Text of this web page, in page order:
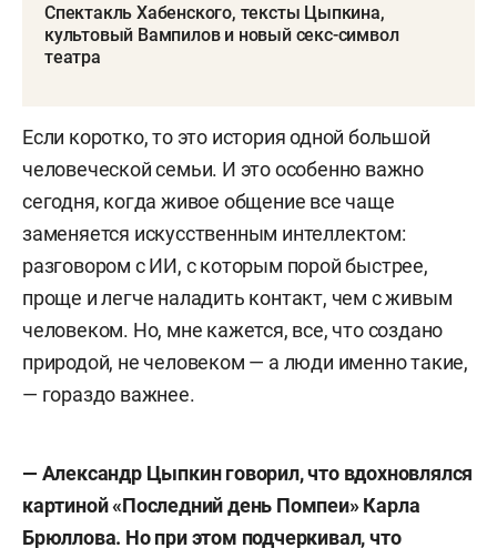
Спектакль Хабенского, тексты Цыпкина,
культовый Вампилов и новый секс-символ
театра
Если коротко, то это история одной большой
человеческой семьи. И это особенно важно
сегодня, когда живое общение все чаще
заменяется искусственным интеллектом:
разговором с ИИ, с которым порой быстрее,
проще и легче наладить контакт, чем с живым
человеком. Но, мне кажется, все, что создано
природой, не человеком — а люди именно такие,
— гораздо важнее.
— Александр Цыпкин говорил, что вдохновлялся
картиной «Последний день Помпеи» Карла
Брюллова. Но при этом подчеркивал, что